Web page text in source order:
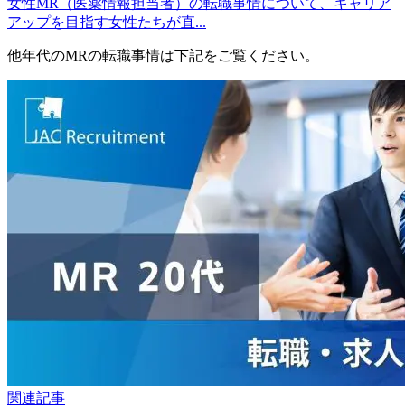
女性MR（医薬情報担当者）の転職事情について、キャリア
アップを目指す女性たちが直...
他年代のMRの転職事情は下記をご覧ください。
関連記事